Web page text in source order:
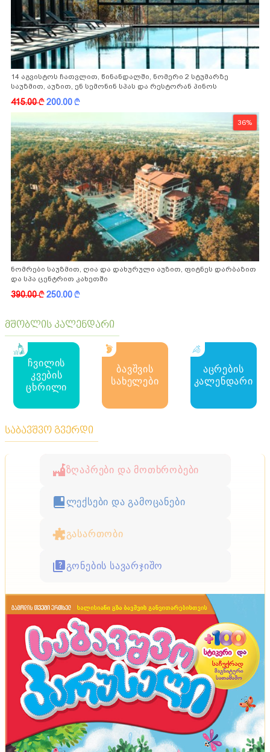
14 აგვისტოს ჩათვლით, წინანდალში, ნომერი 2 სტუმარზე
საუზმით, აუზით, ენ სემონინ სპას და რესტორან პინოს
ფასდაკლებით
415.00k200.00k
36%
ნომრები საუზმით, ღია და დახურული აუზით, ფიტნეს დარბაზით
და სპა ცენტრით კახეთში
390.00k250.00k
მშობლის კალენდარი
ჩვილის
კვების
ცხრილი
ბავშვის
სახელები
აცრების
კალენდარი
საბავშვო გვერდი
ზღაპრები და მოთხრობები
ლექსები და გამოცანები
გასართობი
გონების სავარჯიშო